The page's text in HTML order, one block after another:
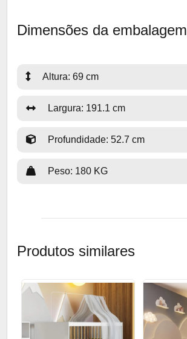
Dimensões da embalagem
Altura: 69 cm
Largura: 191.1 cm
Profundidade: 52.7 cm
Peso: 180 KG
Produtos similares